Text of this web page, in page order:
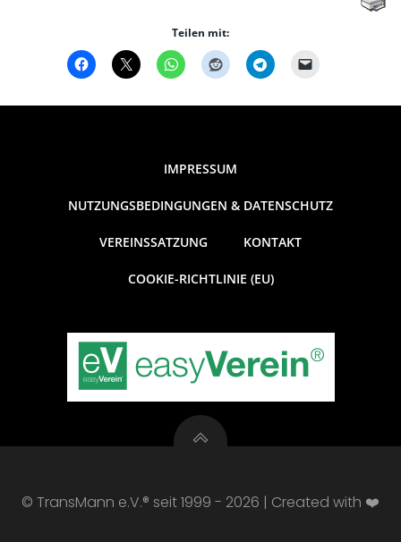
Teilen mit:
IMPRESSUM
NUTZUNGSBEDINGUNGEN & DATENSCHUTZ
VEREINSSATZUNG KONTAKT
COOKIE-RICHTLINIE (EU)
© TransMann e.V.® seit 1999 - 2026 | Created with ❤️